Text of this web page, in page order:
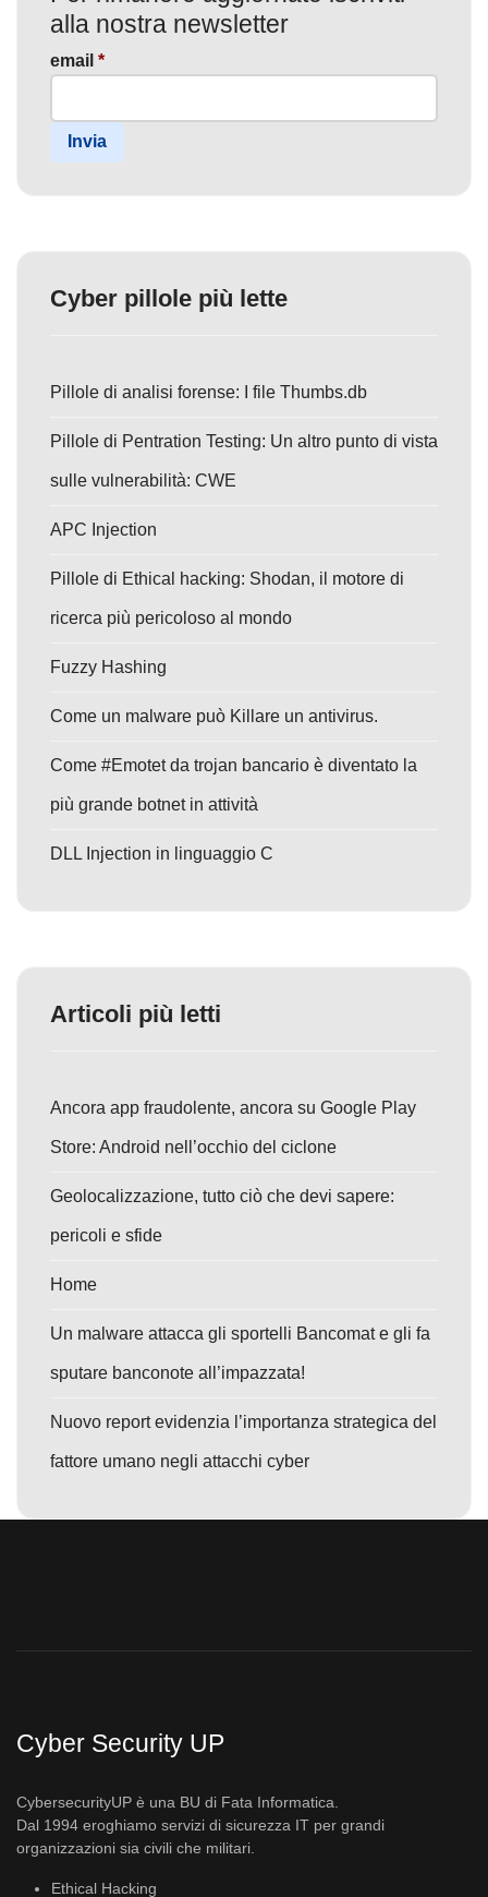
alla nostra newsletter
email *
Invia
Cyber pillole più lette
Pillole di analisi forense: I file Thumbs.db
Pillole di Pentration Testing: Un altro punto di vista
sulle vulnerabilità: CWE
APC Injection
Pillole di Ethical hacking: Shodan, il motore di
ricerca più pericoloso al mondo
Fuzzy Hashing
Come un malware può Killare un antivirus.
Come #Emotet da trojan bancario è diventato la
più grande botnet in attività
DLL Injection in linguaggio C
Articoli più letti
Ancora app fraudolente, ancora su Google Play
Store: Android nell’occhio del ciclone
Geolocalizzazione, tutto ciò che devi sapere:
pericoli e sfide
Home
Un malware attacca gli sportelli Bancomat e gli fa
sputare banconote all’impazzata!
Nuovo report evidenzia l’importanza strategica del
fattore umano negli attacchi cyber
Cyber Security UP
CybersecurityUP è una BU di Fata Informatica.
Dal 1994 eroghiamo servizi di sicurezza IT per grandi
organizzazioni sia civili che militari.
Ethical Hacking